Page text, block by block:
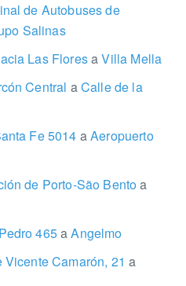
de Autobuses de
Salinas
Las FloresaVilla Mella
Central aCalle de la
Fe 5014 aAeropuerto
de Porto-São Bentoa
465aAngelmo
Vicente Camarón, 21a